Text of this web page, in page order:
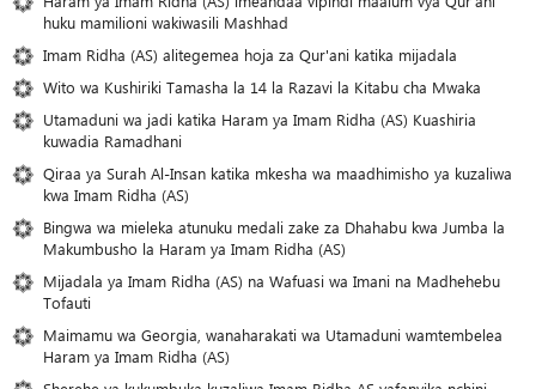
huku mamilioni wakiwasili Mashhad
Imam Ridha (AS) alitegemea hoja za Qur'ani katika mijadala
Wito wa Kushiriki Tamasha la 14 la Razavi la Kitabu cha Mwaka
Utamaduni wa jadi katika Haram ya Imam Ridha (AS) Kuashiria
kuwadia Ramadhani
Qiraa ya Surah Al-Insan katika mkesha wa maadhimisho ya kuzaliwa
kwa Imam Ridha (AS)
Bingwa wa mieleka atunuku medali zake za Dhahabu kwa Jumba la
Makumbusho la Haram ya Imam Ridha (AS)
Mijadala ya Imam Ridha (AS) na Wafuasi wa Imani na Madhehebu
Tofauti
Maimamu wa Georgia, wanaharakati wa Utamaduni wamtembelea
Haram ya Imam Ridha (AS)